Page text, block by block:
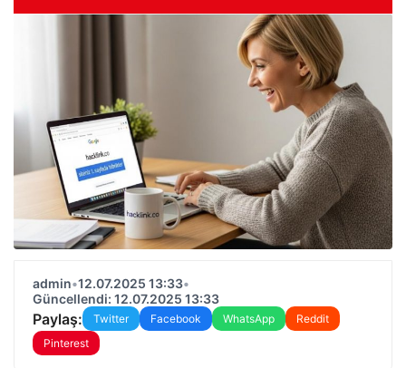
admin•12.07.2025 13:33•
Güncellendi: 12.07.2025 13:33
Paylaş: Twitter Facebook WhatsApp
Reddit
Pinterest